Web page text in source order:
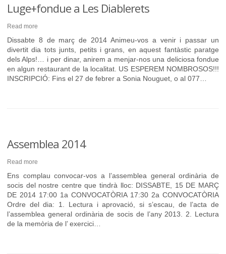
Luge+fondue a Les Diablerets
Read more
Dissabte 8 de març de 2014 Animeu-vos a venir i passar un
divertit dia tots junts, petits i grans, en aquest fantàstic paratge
dels Alps!… i per dinar, anirem a menjar-nos una deliciosa fondue
en algun restaurant de la localitat. US ESPEREM NOMBROSOS!!!
INSCRIPCIÓ: Fins el 27 de febrer a Sonia Nouguet, o al 077…
Assemblea 2014
Read more
Ens complau convocar-vos a l’assemblea general ordinària de
socis del nostre centre que tindrà lloc: DISSABTE, 15 DE MARÇ
DE 2014 17:00 1a CONVOCATÒRIA 17:30 2a CONVOCATÒRIA
Ordre del dia: 1. Lectura i aprovació, si s’escau, de l’acta de
l’assemblea general ordinària de socis de l’any 2013. 2. Lectura
de la memòria de l’ exercici…